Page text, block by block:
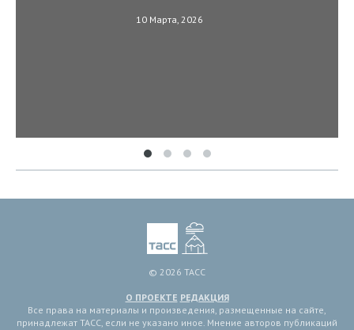
10 Марта, 2026
© 2026 ТАСС
О ПРОЕКТЕ РЕДАКЦИЯ
Все права на материалы и произведения, размещенные на сайте,
принадлежат ТАСС, если не указано иное. Мнение авторов публикаций